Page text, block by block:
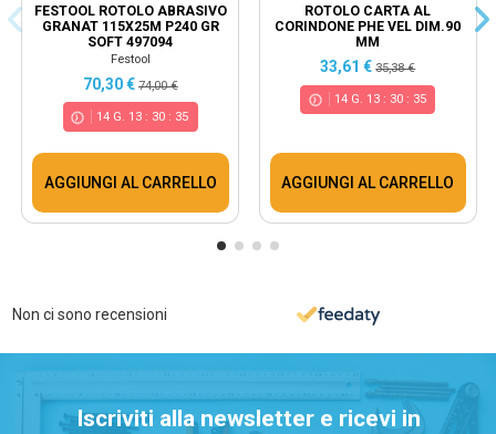
FESTOOL ROTOLO ABRASIVO
GRANAT 115X25M P240 GR
SOFT 497094
Festool
70,30 € 74,00 €
14 G. 13 : 30 : 34
AGGIUNGI AL CARRELLO
ROTOLO CARTA AL
CORINDONE PHE VEL DIM.90
MM
33,61 €35,38 €
14G. 13: 30: 34
AGGIUNGI AL CARRELLO
Non ci sono recensioni
Iscriviti alla newsletter e ricevi in